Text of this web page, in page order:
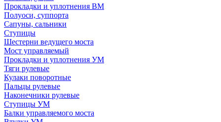
Прокладки и уплотнения ВМ
Полуоси, суппорта
Сапуны, сальники
Ступицы
Шестерни ведущего моста
Мост управляемый
Прокладки и уплотнения УМ
Тяги рулевые
Кулаки поворотные
Пальцы рулевые
Наконечники рулевые
Ступицы УМ
Балки управляемого моста